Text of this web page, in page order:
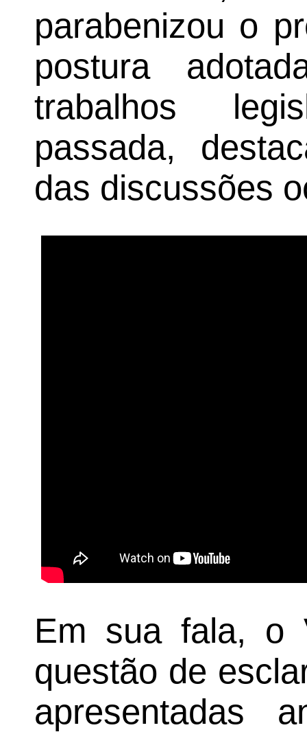
parabenizou o
postura
trabalhos
passada,
das discussões
Em sua fala, o
questão de
apresentadas